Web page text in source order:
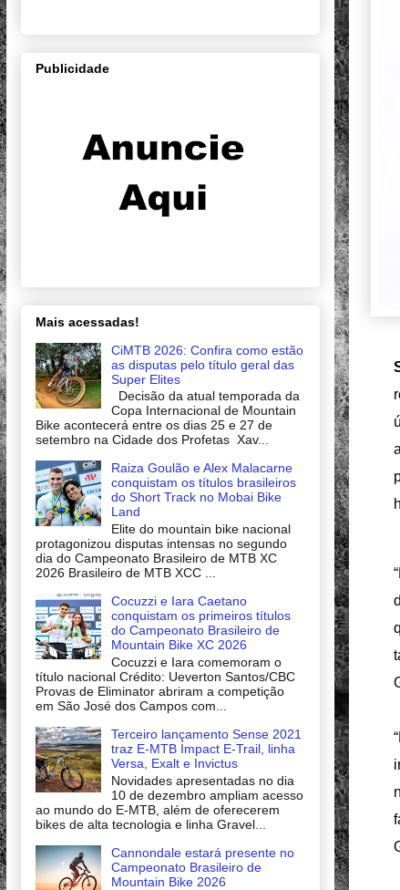
Publicidade
Mais acessadas!
CiMTB 2026: Confira como estão
as disputas pelo título geral das
Super Elites
Decisão da atual temporada da
Copa Internacional de Mountain
Bike acontecerá entre os dias 25 e 27 de
setembro na Cidade dos Profetas Xav...
Raiza Goulão e Alex Malacarne
conquistam os títulos brasileiros
do Short Track no Mobai Bike
Land
Elite do mountain bike nacional
protagonizou disputas intensas no segundo
dia do Campeonato Brasileiro de MTB XC
2026 Brasileiro de MTB XCC ...
Cocuzzi e Iara Caetano
conquistam os primeiros títulos
do Campeonato Brasileiro de
Mountain Bike XC 2026
Cocuzzi e Iara comemoram o
título nacional Crédito: Ueverton Santos/CBC
Provas de Eliminator abriram a competição
em São José dos Campos com...
Terceiro lançamento Sense 2021
traz E-MTB Impact E-Trail, linha
Versa, Exalt e Invictus
Novidades apresentadas no dia
10 de dezembro ampliam acesso
ao mundo do E-MTB, além de oferecerem
bikes de alta tecnologia e linha Gravel...
Cannondale estará presente no
Campeonato Brasileiro de
Mountain Bike 2026